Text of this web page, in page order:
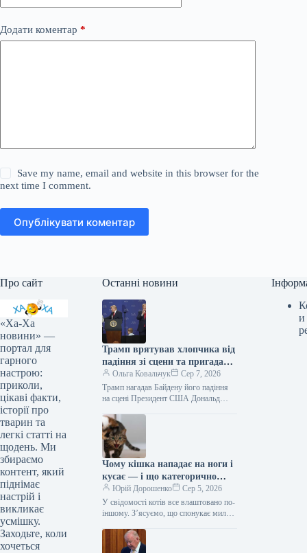
Додати коментар *
Save my name, email and website in this browser for the
next time I comment.
Опублікувати коментар
Про сайт
«Ха-Ха
новини» —
портал для
гарного
настрою:
приколи,
цікаві факти,
історії про
тварин та
легкі статті на
щодень. Ми
збираємо
контент, який
піднімає
настрій і
викликає
усмішку.
Заходьте, коли
хочеться
Останні новини
Трамп врятував хлопчика від
падіння зі сцени та пригадав
Байдена (відео)
Ольга Ковальчук
Сер 7, 2026
Трамп нагадав Байдену його падіння
на сцені Президент США Дональд
сцени та обмовився про…
Чому кішка нападає на ноги і
кусає — і що категорично
заборонено робити у відповідь
Юрій Дорошенко
Сер 5, 2026
У свідомості котів все влаштовано по-
іншому. З’ясуємо, що спонукає милу
домашнього бешкетника, і як
повернути спокій…
и